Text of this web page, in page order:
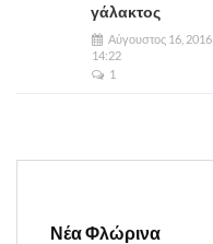
γάλακτος
Αύγουστος 16, 2016
14:22
1
Νέα Φλώρινα